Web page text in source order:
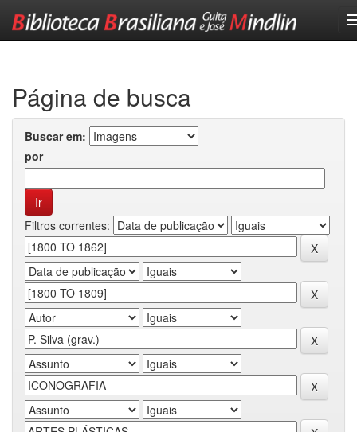
Página de busca
Buscar em:
por
Filtros correntes: